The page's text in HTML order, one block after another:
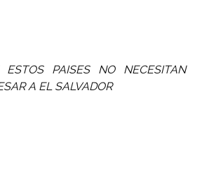
ESTOS PAISES NO NECESITAN
A EL SALVADOR